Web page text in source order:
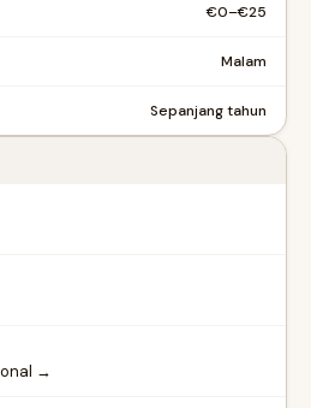
€0–€25
Malam
Sepanjang tahun
→